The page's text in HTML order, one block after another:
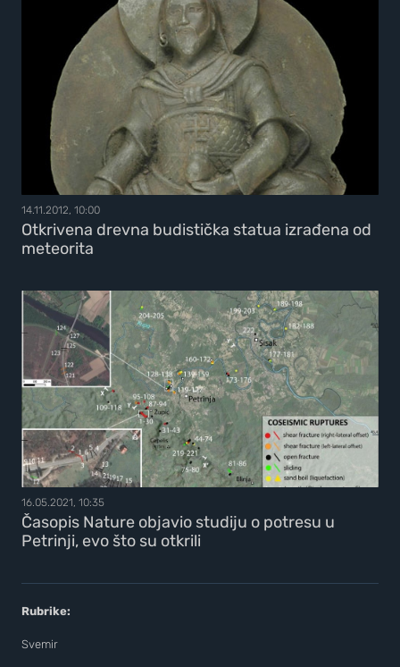
14.11.2012, 10:00
Otkrivena drevna budistička statua izrađena od
meteorita
16.05.2021, 10:35
Časopis Nature objavio studiju o potresu u
Petrinji, evo što su otkrili
Rubrike:
Svemir